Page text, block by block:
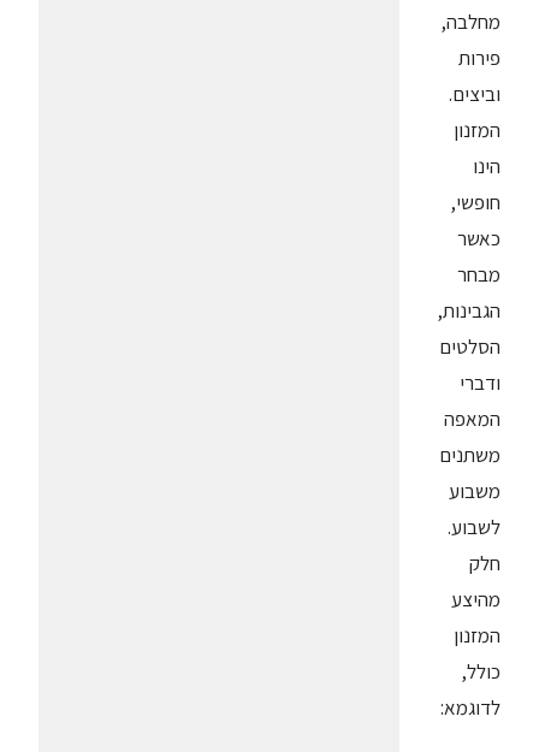
מחלבה,
פירות
וביצים.
המזנון
הינו
חופשי,
כאשר
מבחר
הגבינות,
הסלטים
ודברי
המאפה
משתנים
משבוע
לשבוע.
חלק
מהיצע
המזנון
כולל,
לדוגמא: